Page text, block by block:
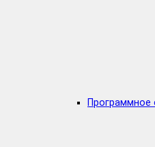
Программное